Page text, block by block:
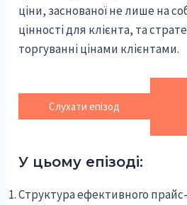
ціни, заснованої не лише на
цінності для клієнта, та
торгуванні цінами клієнтами.
Слухати епізод
У цьому епізоді:
Структура ефективного